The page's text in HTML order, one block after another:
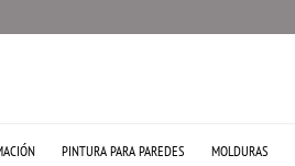
PINTURA PARA PAREDES MOLDURAS